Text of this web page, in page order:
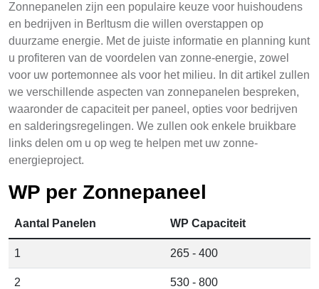
Zonnepanelen zijn een populaire keuze voor huishoudens
en bedrijven in Berltusm die willen overstappen op
duurzame energie. Met de juiste informatie en planning kunt
u profiteren van de voordelen van zonne-energie, zowel
voor uw portemonnee als voor het milieu. In dit artikel zullen
we verschillende aspecten van zonnepanelen bespreken,
waaronder de capaciteit per paneel, opties voor bedrijven
en salderingsregelingen. We zullen ook enkele bruikbare
links delen om u op weg te helpen met uw zonne-
energieproject.
WP per Zonnepaneel
Aantal Panelen WP Capaciteit
1 265 - 400
2 530 - 800